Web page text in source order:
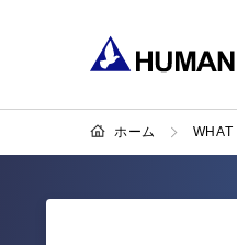
ホーム WHAT